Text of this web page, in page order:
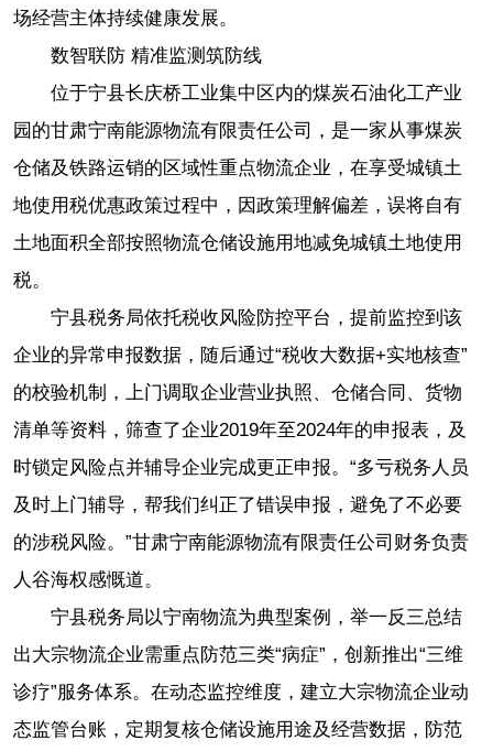
场经营主体持续健康发展。
数智联防 精准监测筑防线
位于宁县长庆桥工业集中区内的煤炭石油化工产业
园的甘肃宁南能源物流有限责任公司，是一家从事煤炭
仓储及铁路运销的区域性重点物流企业，在享受城镇土
地使用税优惠政策过程中，因政策理解偏差，误将自有
土地面积全部按照物流仓储设施用地减免城镇土地使用
税。
宁县税务局依托税收风险防控平台，提前监控到该
企业的异常申报数据，随后通过“税收大数据+实地核查”
的校验机制，上门调取企业营业执照、仓储合同、货物
清单等资料，筛查了企业2019年至2024年的申报表，及
时锁定风险点并辅导企业完成更正申报。“多亏税务人员
及时上门辅导，帮我们纠正了错误申报，避免了不必要
的涉税风险。”甘肃宁南能源物流有限责任公司财务负责
人谷海权感慨道。
宁县税务局以宁南物流为典型案例，举一反三总结
出大宗物流企业需重点防范三类“病症”，创新推出“三维
诊疗”服务体系。在动态监控维度，建立大宗物流企业动
态监管台账，定期复核仓储设施用途及经营数据，防范